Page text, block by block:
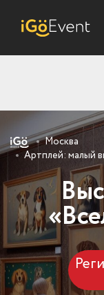
Москва
Артплей: малый